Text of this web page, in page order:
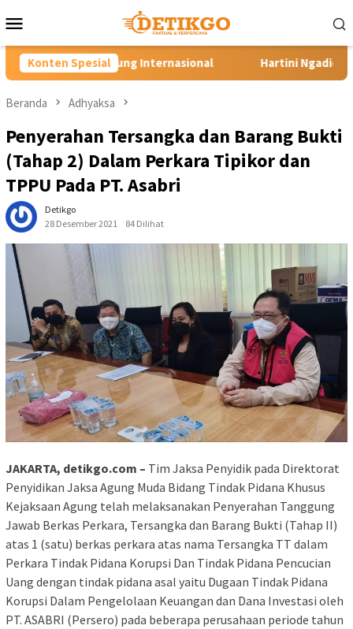
ke
Mobile
Konten SpesialHartini Ngadiorejo Pacu Transformasi
Beranda Adhyaksa
Penyerahan Tersangka dan Barang Bukti
(Tahap 2) Dalam Perkara Tipikor dan
TPPU Pada PT. Asabri
Detikgo
28 Desember 2021
84 Dilihat
JAKARTA, detikgo.com – Tim Jaksa Penyidik pada Direktorat
Penyidikan Jaksa Agung Muda Bidang Tindak Pidana Khusus
Kejaksaan Agung telah melaksanakan Penyerahan Tanggung
Jawab Berkas Perkara, Tersangka dan Barang Bukti (Tahap II)
atas 1 (satu) berkas perkara atas nama Tersangka TT dalam
Perkara Tindak Pidana Korupsi Dan Tindak Pidana Pencucian
Uang dengan tindak pidana asal yaitu Dugaan Tindak Pidana
Korupsi Dalam Pengelolaan Keuangan dan Dana Investasi oleh
PT. ASABRI (Persero) pada beberapa perusahaan periode tahun